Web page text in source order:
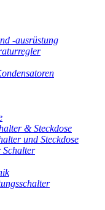
-ausrüstung
& Steckdose
und Steckdose
Schalter